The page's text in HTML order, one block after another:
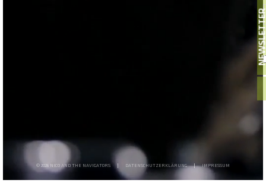
© 2026 NICO AND THE NAVIGATORS DATENSCHUTZERKLÄRUNG IMPRESSUM